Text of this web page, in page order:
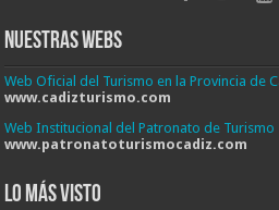
Nuestras Webs
Web Oficial del Turismo en la Provincia de
www.cadizturismo.com
Web Institucional del Patronato de Turismo
www.patronatoturismocadiz.com
Lo más visto